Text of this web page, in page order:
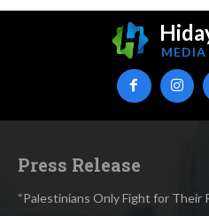
MEDIA
Press Release
“Palestinians Only Fight for Their